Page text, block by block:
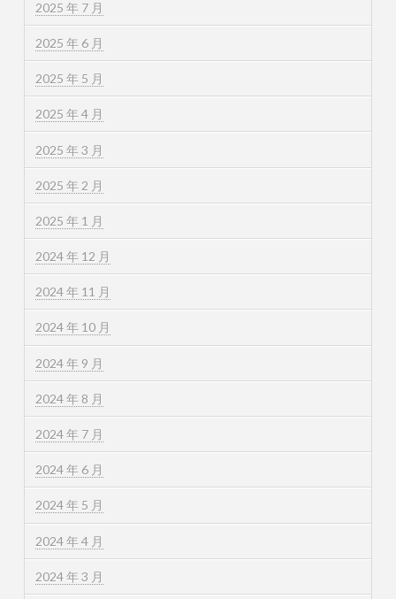
2025 年 7 月
2025 年 6 月
2025 年 5 月
2025 年 4 月
2025 年 3 月
2025 年 2 月
2025 年 1 月
2024 年 12 月
2024 年 11 月
2024 年 10 月
2024 年 9 月
2024 年 8 月
2024 年 7 月
2024 年 6 月
2024 年 5 月
2024 年 4 月
2024 年 3 月